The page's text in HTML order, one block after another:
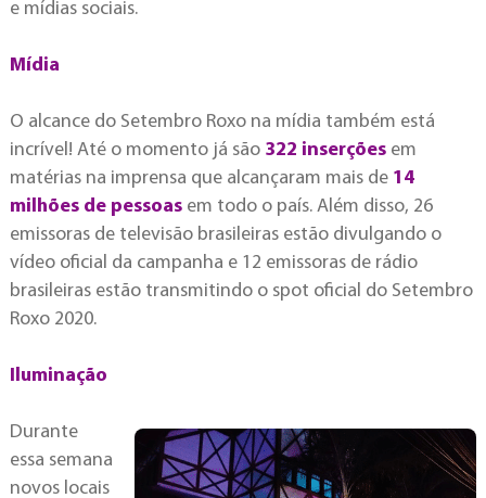
e mídias sociais.
Mídia
O alcance do Setembro Roxo na mídia também está
incrível! Até o momento já são 322 inserçõesem
matérias na imprensa que alcançaram mais de 14
milhões de pessoasem todo o país. Além disso, 26
emissoras de televisão brasileiras estão divulgando o
vídeo oficial da campanha e 12 emissoras de rádio
brasileiras estão transmitindo o spot oficial do Setembro
Roxo 2020.
Iluminação
Durante
essa semana
novos locais